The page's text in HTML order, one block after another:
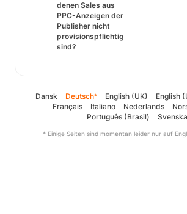
denen Sales aus
PPC-Anzeigen der
Publisher nicht
provisionspflichtig
sind?
Dansk Deutsch* English (UK) English
Français
Italiano Nederlands
Português (Brasil)
Svenska
* Einige Seiten sind momentan leider nur auf